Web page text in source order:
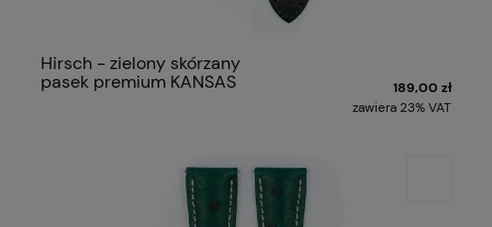
Hirsch - zielony skórzany
pasek premium KANSAS
189,00 zł
zawiera 23% VAT